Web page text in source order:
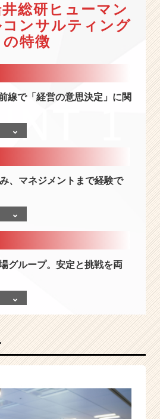
総研ヒューマン
ンサルティング
の特徴
線で「経営の意思決定」に関
、マネジメントまで経験で
グループ。安定と挑戦を両